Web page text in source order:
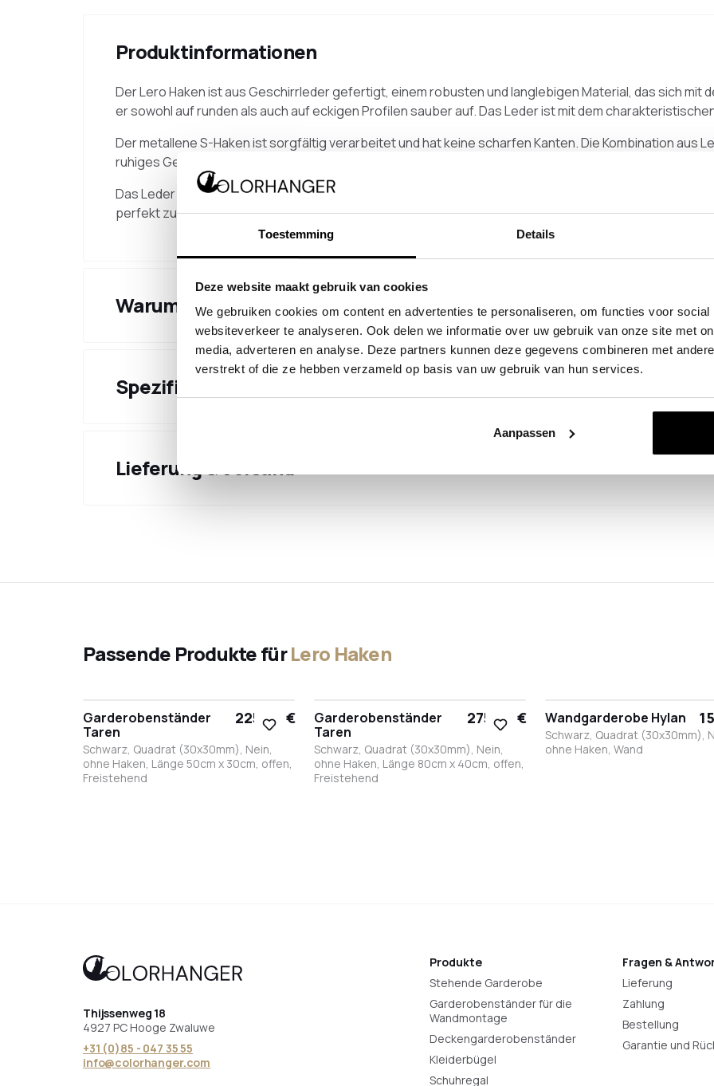
Toestemming Details
Deze website maakt gebruik van cookies
We gebruiken cookies om content en advertenties te personaliseren, om functies voor social
websiteverkeer te analyseren. Ook delen we informatie over uw gebruik van onze site met
media, adverteren en analyse. Deze partners kunnen deze gegevens combineren met
verstrekt of die ze hebben verzameld op basis van uw gebruik van hun services.
Aanpassen
Produktinformationen
Der Lero Haken ist aus Geschirrleder gefertigt, einem robusten und langlebigen Material, das sich mit
er sowohl auf runden als auch auf eckigen Profilen sauber auf. Das Leder ist mit dem
Der metallene S-Haken ist sorgfältig verarbeitet und hat keine scharfen Kanten. Die Kombination aus
ruhiges Gesamtbild, geeignet zum Aufhängen von Jacken oder Accessoires.
Das Leder ist in mehreren Farben erhältlich und lässt sich frei mit einem S-Haken in verschiedenen
perfekt zur Garderobe und zum Raum passt.
Warum dieses Produkt wählen
Spezifikationen
Lieferung & Versand
Passende Produkte fürLero Haken
Garderobenständer
Taren
225,00 €
Schwarz, Quadrat (30x30mm), Nein,
ohne Haken, Länge 50cm x 30cm, offen,
Freistehend
Garderobenständer
Taren
275,00 €
Schwarz, Quadrat (30x30mm), Nein,
ohne Haken, Länge 80cm x 40cm, offen,
Freistehend
Wandgarderobe Hylan
Schwarz, Quadrat (30x30mm),
ohne Haken, Wand
Thijssenweg 18
4927 PC Hooge Zwaluwe
+31 (0)85 - 047 35 55
info@colorhanger.com
Produkte
Stehende Garderobe
Garderobenständer für die
Wandmontage
Deckengarderobenständer
Kleiderbügel
Schuhregal
Fragen &
Lieferung
Zahlung
Bestellung
Garantie und